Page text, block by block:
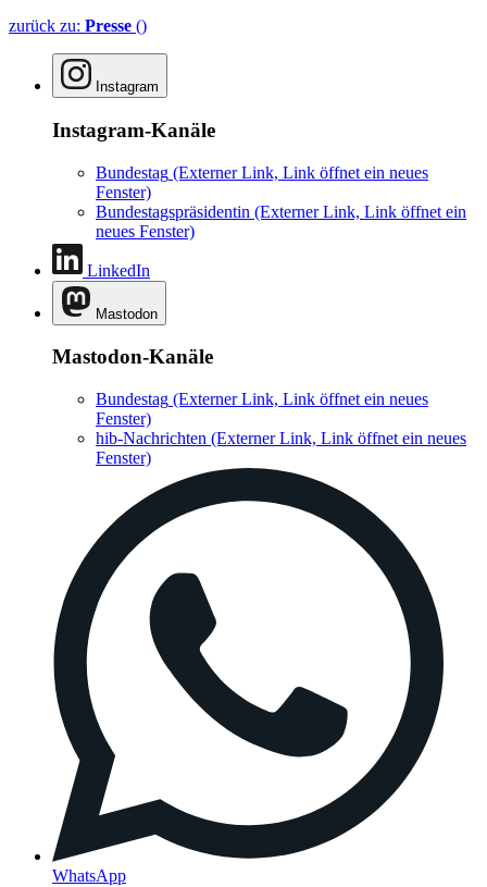
zurück zu: Presse ()
Instagram
Instagram-Kanäle
Bundestag (Externer Link, Link öffnet ein neues
Fenster)
Bundestagspräsidentin (Externer Link, Link öffnet ein
neues Fenster)
LinkedIn
Mastodon
Mastodon-Kanäle
Bundestag (Externer Link, Link öffnet ein neues
Fenster)
hib-Nachrichten (Externer Link, Link öffnet ein neues
Fenster)
WhatsApp